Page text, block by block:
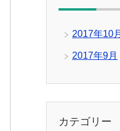
2017年10月
2017年9月
カテゴリー